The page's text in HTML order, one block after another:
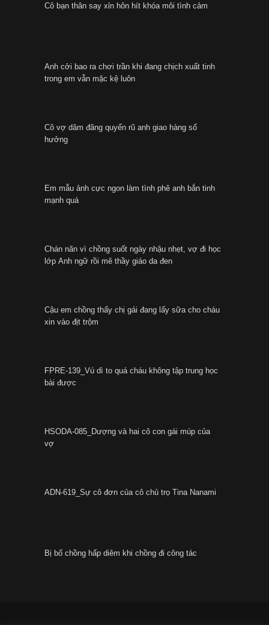
Cô bạn thân say xỉn hôn hít khóa môi tình cảm
Anh cởi bao ra chơi trần khi đang chịch xuất tinh
trong em vẫn mặc kệ luôn
Cô vợ dâm đãng quyến rũ anh giao hàng số
hưởng
Em mẫu ảnh cực ngon làm tình phê anh bắn tinh
mạnh quá
Chán nãn vì chồng suốt ngày nhậu nhẹt, vợ đi học
lớp Anh ngữ rồi mê thầy giáo da đen
Cậu em chồng thấy chị gái đang lấy sữa cho cháu
xin vào địt trộm
FPRE-139_Vú dì to quá cháu không tập trung học
bài được
HSODA-085_Dượng và hai cô con gái múp của
vợ
ADN-619_Sự cô đơn của cô chủ trọ Tina Nanami
Bị bố chồng hấp diêm khi chồng đi công tác